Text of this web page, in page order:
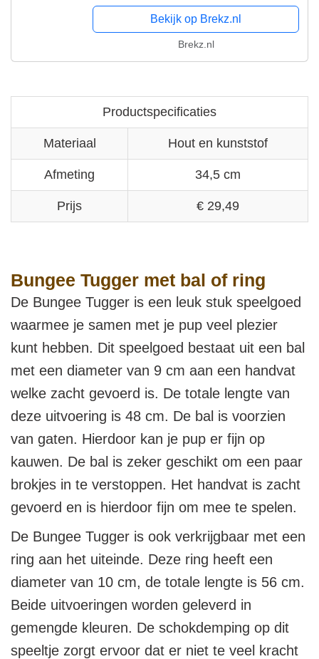
Bekijk op Brekz.nl
Brekz.nl
Productspecificaties
Materiaal Hout en kunststof
Afmeting 34,5 cm
Prijs € 29,49
Bungee Tugger met bal of ring
De Bungee Tugger is een leuk stuk speelgoed
waarmee je samen met je pup veel plezier
kunt hebben. Dit speelgoed bestaat uit een bal
met een diameter van 9 cm aan een handvat
welke zacht gevoerd is. De totale lengte van
deze uitvoering is 48 cm. De bal is voorzien
van gaten. Hierdoor kan je pup er fijn op
kauwen. De bal is zeker geschikt om een paar
brokjes in te verstoppen. Het handvat is zacht
gevoerd en is hierdoor fijn om mee te spelen.
De Bungee Tugger is ook verkrijgbaar met een
ring aan het uiteinde. Deze ring heeft een
diameter van 10 cm, de totale lengte is 56 cm.
Beide uitvoeringen worden geleverd in
gemengde kleuren. De schokdemping op dit
speeltje zorgt ervoor dat er niet te veel kracht